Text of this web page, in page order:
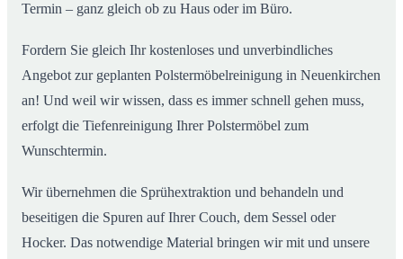
Termin – ganz gleich ob zu Haus oder im Büro.
Fordern Sie gleich Ihr kostenloses und unverbindliches
Angebot zur geplanten Polstermöbelreinigung in Neuenkirchen
an! Und weil wir wissen, dass es immer schnell gehen muss,
erfolgt die Tiefenreinigung Ihrer Polstermöbel zum
Wunschtermin.
Wir übernehmen die Sprühextraktion und behandeln und
beseitigen die Spuren auf Ihrer Couch, dem Sessel oder
Hocker. Das notwendige Material bringen wir mit und unsere